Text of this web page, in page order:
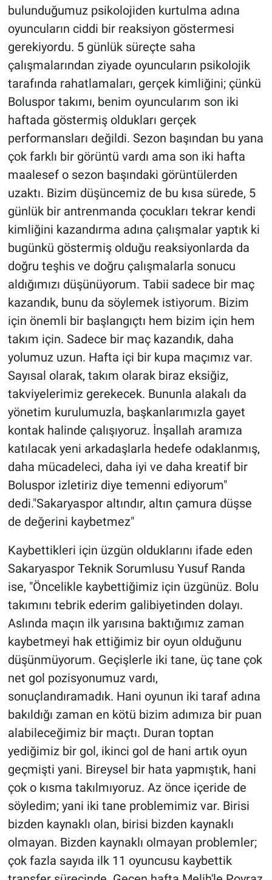
bulunduğumuz psikolojiden kurtulma adına
oyuncuların ciddi bir reaksiyon göstermesi
gerekiyordu. 5 günlük süreçte saha
çalışmalarından ziyade oyuncuların psikolojik
tarafında rahatlamaları, gerçek kimliğini; çünkü
Boluspor takımı, benim oyuncularım son iki
haftada göstermiş oldukları gerçek
performansları değildi. Sezon başından bu yana
çok farklı bir görüntü vardı ama son iki hafta
maalesef o sezon başındaki görüntülerden
uzaktı. Bizim düşüncemiz de bu kısa sürede, 5
günlük bir antrenmanda çocukları tekrar kendi
kimliğini kazandırma adına çalışmalar yaptık ki
bugünkü göstermiş olduğu reaksiyonlarda da
doğru teşhis ve doğru çalışmalarla sonucu
aldığımızı düşünüyorum. Tabii sadece bir maç
kazandık, bunu da söylemek istiyorum. Bizim
için önemli bir başlangıçtı hem bizim için hem
takım için. Sadece bir maç kazandık, daha
yolumuz uzun. Hafta içi bir kupa maçımız var.
Sayısal olarak, takım olarak biraz eksiğiz,
takviyelerimiz gerekecek. Bununla alakalı da
yönetim kurulumuzla, başkanlarımızla gayet
kontak halinde çalışıyoruz. İnşallah aramıza
katılacak yeni arkadaşlarla hedefe odaklanmış,
daha mücadeleci, daha iyi ve daha kreatif bir
Boluspor izletiriz diye temenni ediyorum"
dedi."Sakaryaspor altındır, altın çamura düşse
de değerini kaybetmez"
Kaybettikleri için üzgün olduklarını ifade eden
Sakaryaspor Teknik Sorumlusu Yusuf Randa
ise, "Öncelikle kaybettiğimiz için üzgünüz. Bolu
takımını tebrik ederim galibiyetinden dolayı.
Aslında maçın ilk yarısına baktığımız zaman
kaybetmeyi hak ettiğimiz bir oyun olduğunu
düşünmüyorum. Geçişlerle iki tane, üç tane çok
net gol pozisyonumuz vardı,
sonuçlandıramadık. Hani oyunun iki taraf adına
bakıldığı zaman en kötü bizim adımıza bir puan
alabileceğimiz bir maçtı. Duran toptan
yediğimiz bir gol, ikinci gol de hani artık oyun
geçmişti yani. Bireysel bir hata yapmıştık, hani
çok o kısma takılmıyoruz. Az önce içeride de
söyledim; yani iki tane problemimiz var. Birisi
bizden kaynaklı olan, birisi bizden kaynaklı
olmayan. Bizden kaynaklı olmayan problemler;
çok fazla sayıda ilk 11 oyuncusu kaybettik